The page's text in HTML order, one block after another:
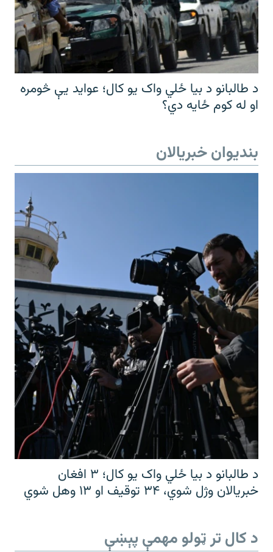
د طالبانو د بیا ځلي واک یو کال؛ عواید یې څومره
او له کوم ځایه دي؟
بندیوان خبریالان
د طالبانو د بیا ځلي واک یو کال؛ ۳ افغان
خبریالان وژل شوي، ۳۴ توقیف او ۱۳ وهل شوي
د کال تر ټولو مهمې پېښې